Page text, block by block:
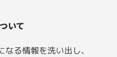
いて
る情報を洗い出し、